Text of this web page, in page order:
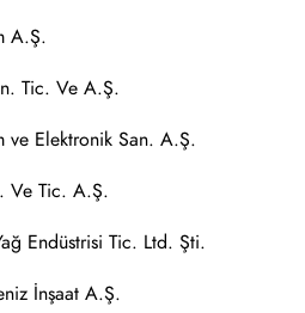
A.Ş.
Tic. Ve A.Ş.
ve Elektronik San. A.Ş.
Ve Tic. A.Ş.
Endüstrisi Tic. Ltd. Şti.
İnşaat A.Ş.